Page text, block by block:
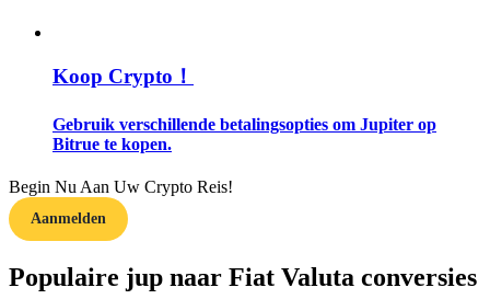
Handelsstrategieën
Leer hoe u winstgevend kunt blijven
Koop Crypto！
Gebruik verschillende betalingsopties om Jupiter op
Bitrue te kopen.
Begin Nu Aan Uw Crypto Reis!
Aanmelden
Populaire jup naar Fiat Valuta conversies